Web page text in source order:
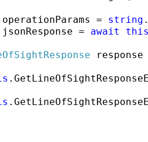
operationParams = string
jsonResponse = await